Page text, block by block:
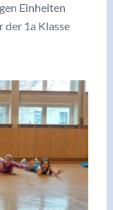
Einheiten
der 1a Klasse